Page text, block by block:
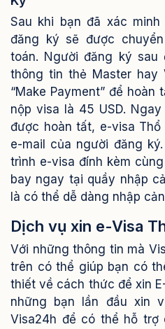
Sau khi bạn đã xác
đăng ký sẽ được
toán. Người đăng ký
thông tin thẻ Master hay
“Make Payment” để
nộp visa là 45 USD.
được hoàn tất, e-visa
e-mail của người đăng ký.
trình e-visa đính kèm
bay ngay tại quầy nhập
là có thể dễ dàng nhập
Dịch vụ xin e-Visa
Với những thông tin mà
trên có thể giúp bạn có
thiết về cách thức để xin
những bạn lần đầu xin
Visa24h để có thể hỗ trợ